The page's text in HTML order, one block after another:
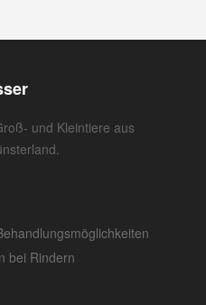
und Kleintiere aus
bei Rindern